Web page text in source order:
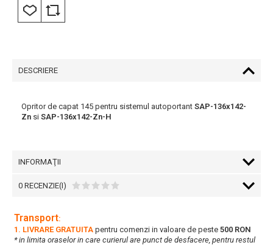
DESCRIERE
Opritor de capat 145 pentru sistemul autoportant SAP-136x142-
Zn si SAP-136x142-Zn-H
INFORMAŢII
0 RECENZIE(I)
Transport:
1. LIVRARE GRATUITA pentru comenzi in valoare de peste 500 RON
* in limita oraselor in care curierul are punct de desfacere, pentru restul